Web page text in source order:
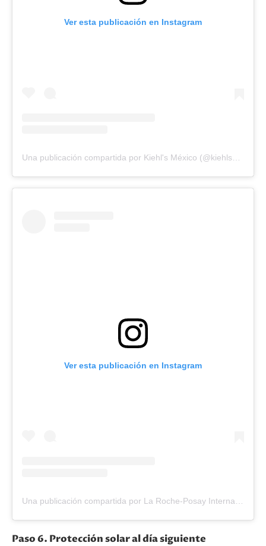
Ver esta publicación en Instagram
Una publicación compartida por Kiehl's México (@kiehlsmx)
Ver esta publicación en Instagram
Paso 6. Protección solar al día siguiente